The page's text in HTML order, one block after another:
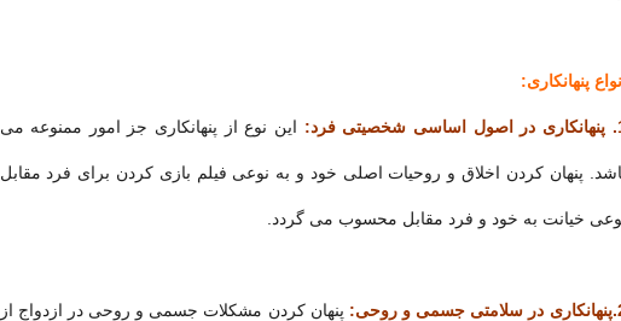
انواع پنهانكاری:‌
پنهانكاری در اصول اساسی شخصیتی فرد: این نوع از پنهانكاری جز امور ممنوعه می
پنهان كردن اخلاق و روحیات اصلی خود و به نوعی فیلم بازی كردن برای فرد مقابل
خیانت به خود و فرد مقابل محسوب می گردد.
پنهانكاری در سلامتی جسمی و روحی:‌ پنهان كردن مشكلات جسمی و روحی در ازدواج از